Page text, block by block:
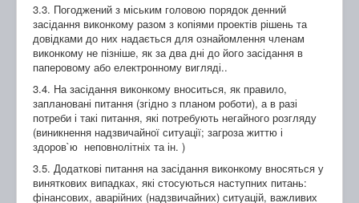
3.3. Погоджений з міським головою порядок денний
засідання виконкому разом з копіями проектів рішень та
довідками до них надається для ознайомлення членам
виконкому не пізніше, як за два дні до його засідання в
паперовому або електронному вигляді..
3.4. На засідання виконкому вноситься, як правило,
заплановані питання (згідно з планом роботи), а в разі
потреби і такі питання, які потребують негайного розгляду
(виникнення надзвичайної ситуації; загроза життю і
здоров`ю неповнолітніх та ін. )
3.5. Додаткові питання на засідання виконкому вносяться у
виняткових випадках, які стосуються наступних питань:
фінансових, аварійних (надзвичайних) ситуацій, важливих